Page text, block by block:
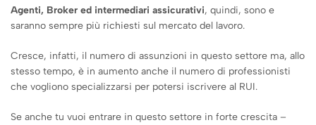
Agenti, Broker ed intermediari assicurativi, quindi, sono e
saranno sempre più richiesti sul mercato del lavoro.
Cresce, infatti, il numero di assunzioni in questo settore ma, allo
stesso tempo, è in aumento anche il numero di professionisti
che vogliono specializzarsi per potersi iscrivere al RUI.
Se anche tu vuoi entrare in questo settore in forte crescita –